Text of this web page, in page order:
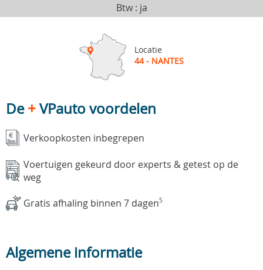
Btw : ja
Locatie
44 - NANTES
De+VPauto voordelen
Verkoopkosten inbegrepen
Voertuigen gekeurd door experts & getest op de
weg
Gratis afhaling binnen 7 dagen5
Algemene informatie